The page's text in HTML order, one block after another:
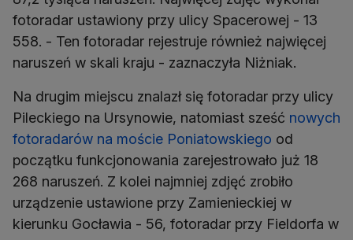
fotoradar ustawiony przy ulicy Spacerowej - 13
558. - Ten fotoradar rejestruje również najwięcej
naruszeń w skali kraju - zaznaczyła Niżniak.
Na drugim miejscu znalazł się fotoradar przy ulicy
Pileckiego na Ursynowie, natomiast sześć nowych
fotoradarów na moście Poniatowskiego od
początku funkcjonowania zarejestrowało już 18
268 naruszeń. Z kolei najmniej zdjęć zrobiło
urządzenie ustawione przy Zamienieckiej w
kierunku Gocławia - 56, fotoradar przy Fieldorfa w